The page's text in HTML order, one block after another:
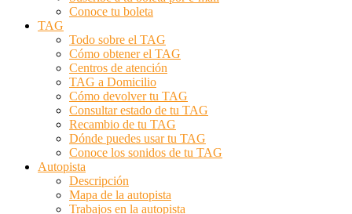
Conoce tu boleta
TAG
Todo sobre el TAG
Cómo obtener el TAG
Centros de atención
TAG a Domicilio
Cómo devolver tu TAG
Consultar estado de tu TAG
Recambio de tu TAG
Dónde puedes usar tu TAG
Conoce los sonidos de tu TAG
Autopista
Descripción
Mapa de la autopista
Trabajos en la autopista